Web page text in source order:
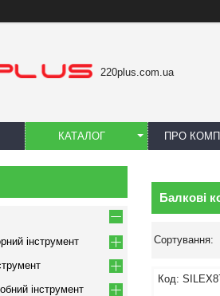
220plus.com.ua
КАТАЛОГ ПРО
Балкові
інструмент
інструмент